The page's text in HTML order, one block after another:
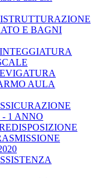
E BAGNI
AULA
1 ANNO